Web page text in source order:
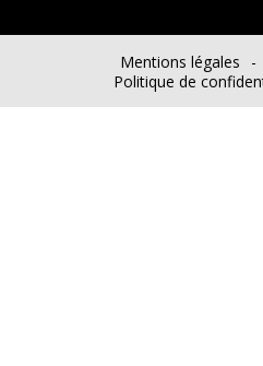
Mentions légales
Politique de